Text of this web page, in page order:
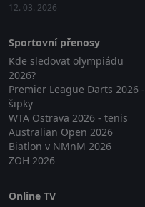
12. 03. 2026
Sportovní přenosy
Kde sledovat olympiádu
2026?
Premier League Darts 2026 -
šipky
WTA Ostrava 2026 - tenis
Australian Open 2026
Biatlon v NMnM 2026
ZOH 2026
Online TV